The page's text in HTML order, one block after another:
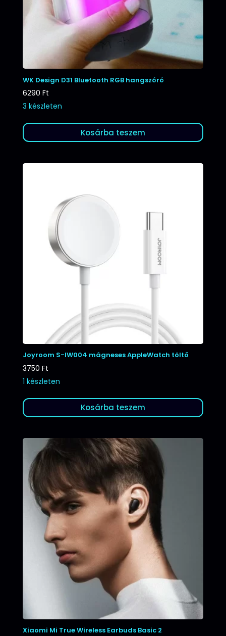
WK Design D31 Bluetooth RGB hangszóró
6290 Ft
3 készleten
Kosárba teszem
Joyroom S-IW004 mágneses AppleWatch töltő
3750 Ft
1 készleten
Kosárba teszem
Xiaomi Mi True Wireless Earbuds Basic 2